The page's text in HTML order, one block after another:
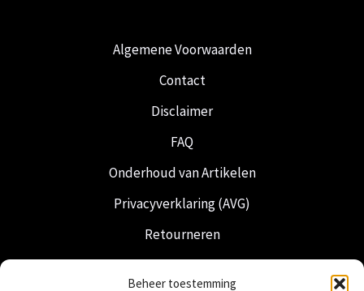
Beheer toestemming
Algemene Voorwaarden
Contact
Disclaimer
FAQ
Onderhoud van Artikelen
Privacyverklaring (AVG)
Retourneren
Verzending & Levering